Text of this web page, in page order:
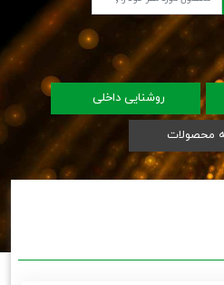
روشنایی داخلی
محصولات